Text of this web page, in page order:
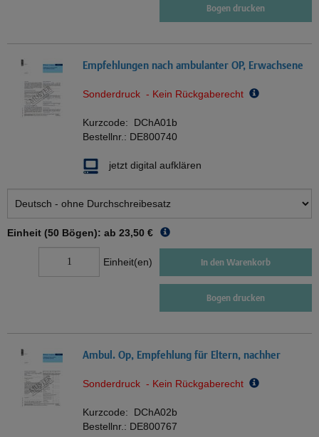
Bogen drucken
Empfehlungen nach ambulanter OP, Erwachsene
Sonderdruck - Kein Rückgaberecht
Kurzcode: DChA01b
Bestellnr.: DE800740
jetzt digital aufklären
Einheit (50 Bögen): ab 23,50 €
Einheit(en) In den Warenkorb
Bogen drucken
Ambul. Op, Empfehlung für Eltern, nachher
Sonderdruck - Kein Rückgaberecht
Kurzcode: DChA02b
Bestellnr.: DE800767